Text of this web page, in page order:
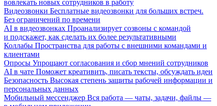
вовлекать новых сотрудников в работу
Видеозвонки Бесплатные видеозвонки для больших встреч.
Без ограничений по времени
AI в видеозвонках Проанализирует созвоны с командой
и подскажет, как сделать их более результативными
Коллабы Пространства для работы с внешними командами и
клиентами
Опросы Упрощают согласования и сбор мнений сотрудников
AI в чате Поможет креативить, писать тексты, обсуждать идеи
Безопасность Высокая степень защиты рабочей информации и
персональных данных
Мобильный мессенджер Вся работа — чаты, задачи, файлы —